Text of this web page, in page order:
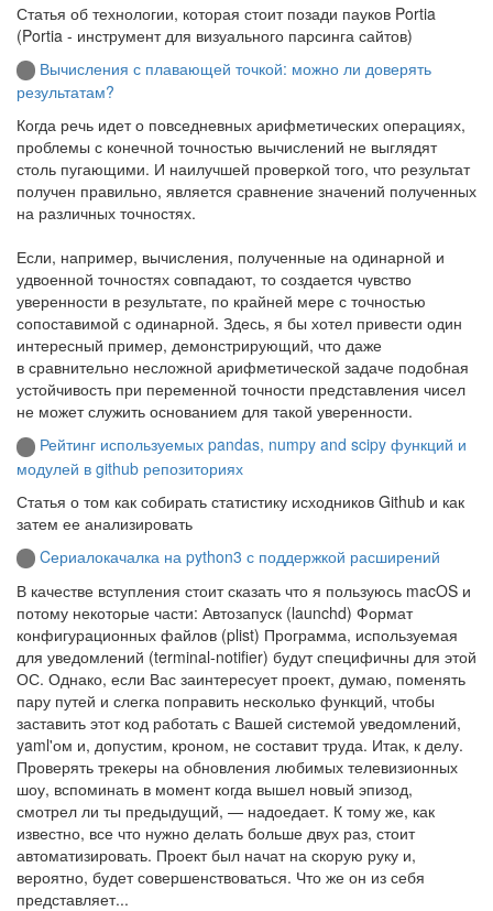
Статья об технологии, которая стоит позади пауков Portia
(Portia - инструмент для визуального парсинга сайтов)
Вычисления с плавающей точкой: можно ли доверять
результатам?
Когда речь идет о повседневных арифметических операциях,
проблемы с конечной точностью вычислений не выглядят
столь пугающими. И наилучшей проверкой того, что результат
получен правильно, является сравнение значений полученных
на различных точностях.
Если, например, вычисления, полученные на одинарной и
удвоенной точностях совпадают, то создается чувство
уверенности в результате, по крайней мере с точностью
сопоставимой с одинарной. Здесь, я бы хотел привести один
интересный пример, демонстрирующий, что даже
в сравнительно несложной арифметической задаче подобная
устойчивость при переменной точности представления чисел
не может служить основанием для такой уверенности.
Рейтинг используемых pandas, numpy and scipy функций и
модулей в github репозиториях
Статья о том как собирать статистику исходников Github и как
затем ее анализировать
Cериалокачалка на python3 с поддержкой расширений
В качестве вступления стоит сказать что я пользуюсь macOS и
потому некоторые части: Автозапуск (launchd) Формат
конфигурационных файлов (plist) Программа, используемая
для уведомлений (terminal-notifier) будут специфичны для этой
ОС. Однако, если Вас заинтересует проект, думаю, поменять
пару путей и слегка поправить несколько функций, чтобы
заставить этот код работать с Вашей системой уведомлений,
yaml'ом и, допустим, кроном, не составит труда. Итак, к делу.
Проверять трекеры на обновления любимых телевизионных
шоу, вспоминать в момент когда вышел новый эпизод,
смотрел ли ты предыдущий, — надоедает. К тому же, как
известно, все что нужно делать больше двух раз, стоит
автоматизировать. Проект был начат на скорую руку и,
вероятно, будет совершенствоваться. Что же он из себя
представляет...